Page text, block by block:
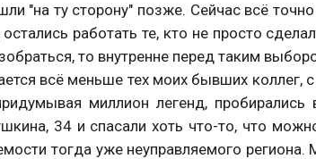
"на ту сторону" позже. Сейчас всё
работать те, кто не просто
то внутренне перед таким
всё меньше тех моих бывших коллег,
миллион легенд, пробирались
34 и спасали хоть что-то, что
тогда уже неуправляемого региона.